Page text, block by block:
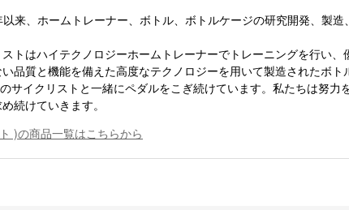
来、ホームトレーナー、ボトル、ボトルケージの研究開発、製
トはハイテクノロジーホームトレーナーでトレーニングを行い
品質と機能を備えた高度なテクノロジーを用いて製造されたボト
サイクリストと一緒にペダルをこぎ続けています。私たちは努力
続けていきます。
)の商品一覧はこちらから